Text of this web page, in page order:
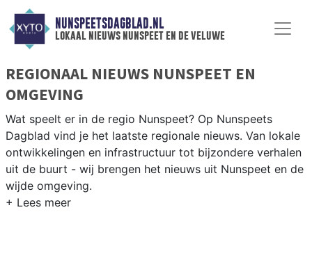
NUNSPEETSDAGBLAD.NL
lokaal nieuws nunspeet en de veluwe
REGIONAAL NIEUWS NUNSPEET EN
OMGEVING
Wat speelt er in de regio Nunspeet? Op Nunspeets
Dagblad vind je het laatste regionale nieuws. Van lokale
ontwikkelingen en infrastructuur tot bijzondere verhalen
uit de buurt - wij brengen het nieuws uit Nunspeet en de
wijde omgeving.